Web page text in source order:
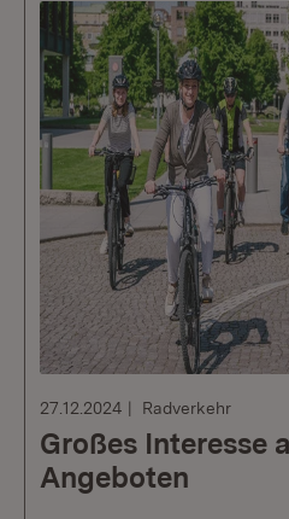
27.12.2024 Radverkehr
Großes Interesse
Angeboten